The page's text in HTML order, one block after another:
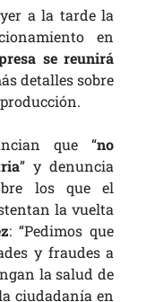
a la tarde la
en
se reunirá
detalles sobre
que “no
” y denuncia
los que el
la vuelta
: “Pedimos que
y fraudes a
la salud de
ciudadanía en